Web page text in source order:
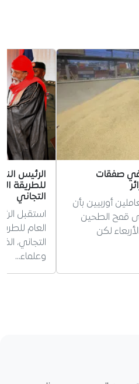
في صفقات
أوربيين بأن
قمح الطحين
لكن
الرئيس
للطريقة
التجاني
استقبل
العام
التجاني،
وعلماء…